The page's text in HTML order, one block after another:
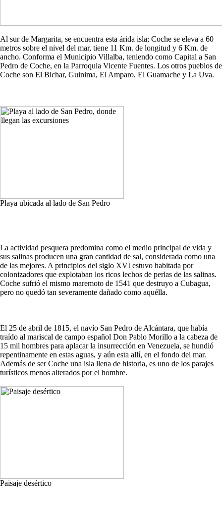
Al sur de Margarita, se encuentra esta árida isla; Coche se eleva a 60
metros sobre el nivel del mar, tiene 11 Km. de longitud y 6 Km. de
ancho. Conforma el Municipio Villalba, teniendo como Capital a San
Pedro de Coche, en la Parroquia Vicente Fuentes. Los otros pueblos de
Coche son El Bichar, Guinima, El Amparo, El Guamache y La Uva.
Playa ubicada al lado de San Pedro
La actividad pesquera predomina como el medio principal de vida y
sus salinas producen una gran cantidad de sal, considerada como una
de las mejores. A principios del siglo XVI estuvo habitada por
colonizadores que explotaban los ricos lechos de perlas de las salinas.
Coche sufrió el mismo maremoto de 1541 que destruyo a Cubagua,
pero no quedó tan severamente dañado como aquélla.
El 25 de abril de 1815, el navío San Pedro de Alcántara, que había
traído al mariscal de campo español Don Pablo Morillo a la cabeza de
15 mil hombres para aplacar la insurrección en Venezuela, se hundió
repentinamente en estas aguas, y aún esta allí, en el fondo del mar.
Además de ser Coche una isla llena de historia, es uno de los parajes
turísticos menos alterados por el hombre.
Paisaje desértico